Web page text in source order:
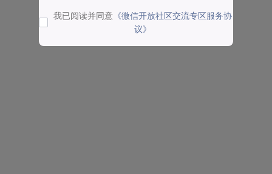
我已阅读并同意 《微信开放社区交流专区服务协
议》